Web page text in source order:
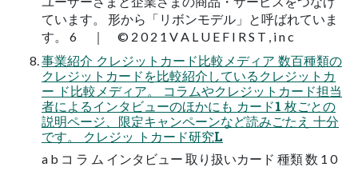
ています。 形から「リボンモデル」と呼ばれていま
す。 6 ｜ © 2 0 2 1 V A L U E F I R S T , i n c
事業紹介 クレジットカード比較メディア 数百種類の
クレジットカードを比較紹介しているクレジットカ
ー ド比較メディア。 コラムやクレジットカード担当
者によるインタビューのほかにも カード1 枚ごとの
説明ページ、限定キャンペーンなど読みごたえ 十分
です。 クレジッ トカード研究L
a b コ ラ ム インタビュー 取り扱いカード 種類 数 1 0